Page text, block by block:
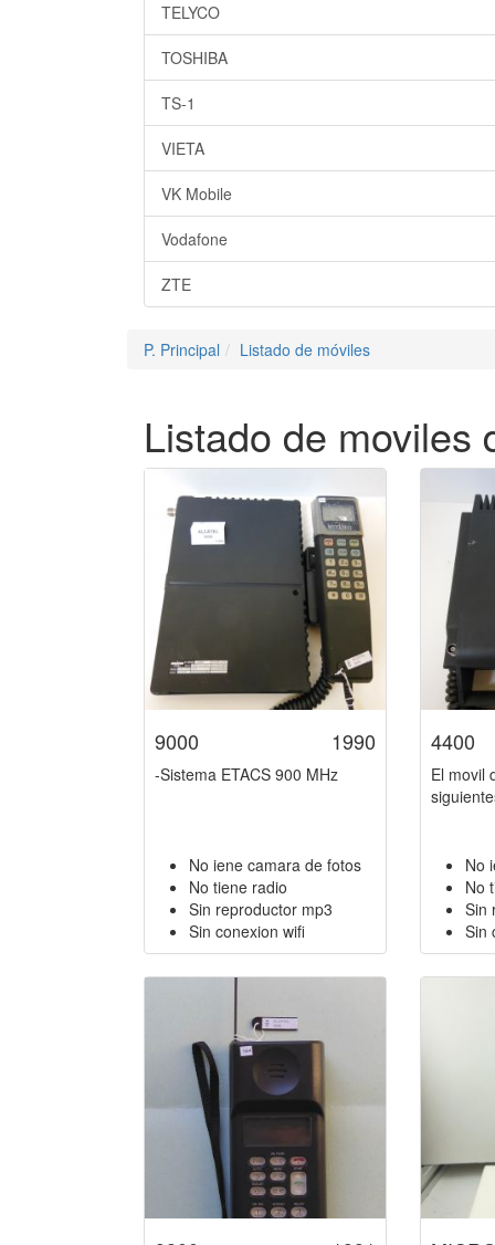
TELYCO
TOSHIBA
TS-1
VIETA
VK Mobile
Vodafone
ZTE
P. Principal Listado de móviles
Listado de moviles
1990
9000
-Sistema ETACS 900 MHz
No iene camara de fotos
No tiene radio
Sin reproductor mp3
Sin conexion wifi
4400
El movil
No
No
Sin
Sin